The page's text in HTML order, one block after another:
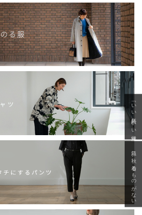
「いい年齢 いい洋服」
急に秋、着るものがない